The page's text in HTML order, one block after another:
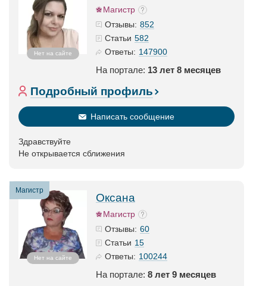
Нет на сайте
Магистр
Отзывы: 852
Статьи 582
Ответы: 147900
На портале: 13 лет 8 месяцев
Подробный профиль
Написать сообщение
Здравствуйте
Не открывается сближения
Магистр
Нет на сайте
Оксана
Магистр
Отзывы: 60
Статьи 15
Ответы: 100244
На портале: 8 лет 9 месяцев